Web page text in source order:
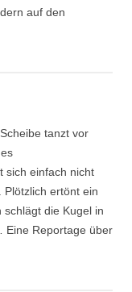
auf den
tanzt vor
sich einfach nicht
ertönt ein
schlägt die Kugel in
Eine Reportage über